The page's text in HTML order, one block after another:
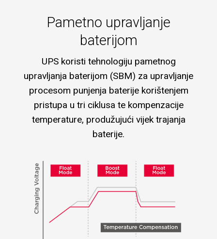
Pametno upravljanje
baterijom
UPS koristi tehnologiju pametnog
upravljanja baterijom (SBM) za upravljanje
procesom punjenja baterije korištenjem
pristupa u tri ciklusa te kompenzacije
temperature, produžujući vijek trajanja
baterije.